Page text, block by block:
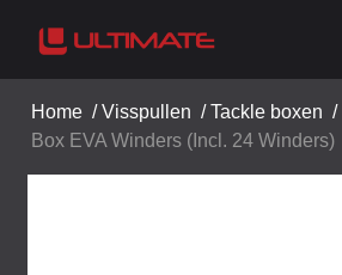
Home /Visspullen /Tackle boxen /
Box EVA Winders (Incl. 24 Winders)